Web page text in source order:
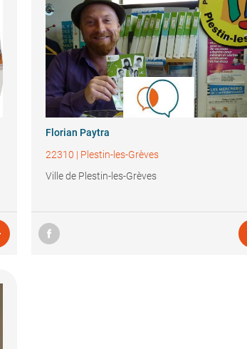
Florian Paytra
22310 | Plestin-les-Grèves
Ville de Plestin-les-Grèves